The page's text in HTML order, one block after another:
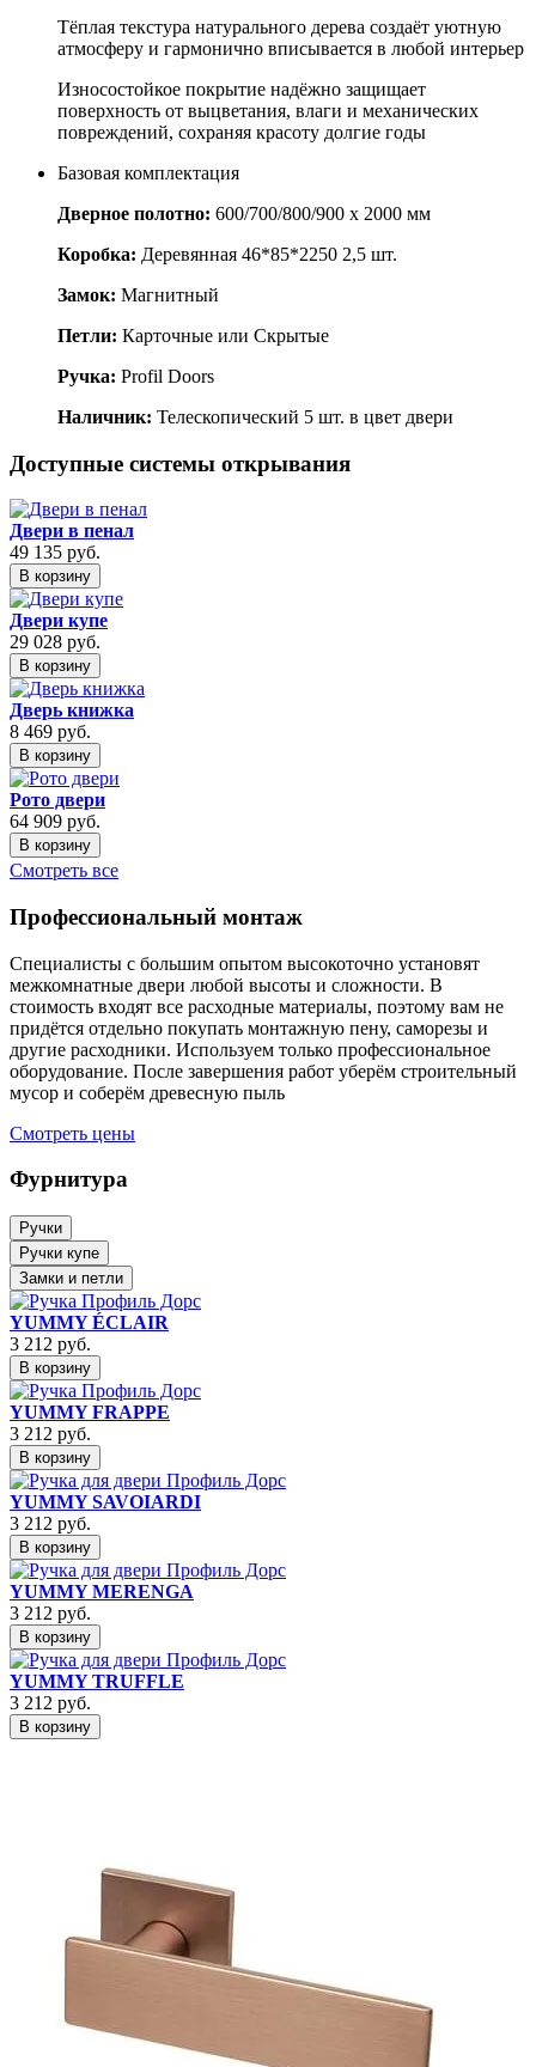
Тёплая текстура натурального дерева создаёт уютную
атмосферу и гармонично вписывается в любой интерьер
Износостойкое покрытие надёжно защищает
поверхность от выцветания, влаги и механических
повреждений, сохраняя красоту долгие годы
Базовая комплектация
Дверное полотно: 600/700/800/900 x 2000 мм
Коробка: Деревянная 46*85*2250 2,5 шт.
Замок: Магнитный
Петли: Карточные или Скрытые
Ручка: Profil Doors
Наличник: Телескопический 5 шт. в цвет двери
Доступные системы открывания
Двери в пенал
49 135 руб.
В корзину
Двери купе
29 028 руб.
В корзину
Дверь книжка
8 469 руб.
В корзину
Рото двери
64 909 руб.
В корзину
Смотреть все
Профессиональный монтаж
Специалисты с большим опытом высокоточно установят
межкомнатные двери любой высоты и сложности. В
стоимость входят все расходные материалы, поэтому вам не
придётся отдельно покупать монтажную пену, саморезы и
другие расходники. Используем только профессиональное
оборудование. После завершения работ уберём строительный
мусор и соберём древесную пыль
Смотреть цены
Фурнитура
Ручки
Ручки купе
Замки и петли
YUMMY ÉCLAIR
3 212 руб.
В корзину
YUMMY FRAPPE
3 212 руб.
В корзину
YUMMY SAVOIARDI
3 212 руб.
В корзину
YUMMY MERENGA
3 212 руб.
В корзину
YUMMY TRUFFLE
3 212 руб.
В корзину